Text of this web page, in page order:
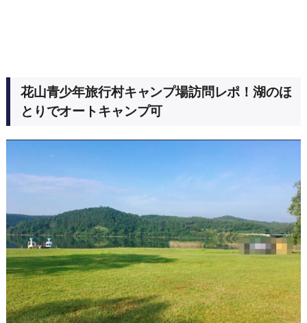
花山青少年旅行村キャンプ場訪問レポ！湖のほ
とりでオートキャンプ可